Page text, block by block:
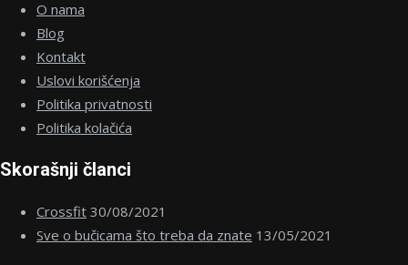
O nama
Blog
Kontakt
Uslovi korišćenja
Politika privatnosti
Politika kolačića
Skorašnji članci
Crossfit 30/08/2021
Sve o bučicama što treba da znate 13/05/2021